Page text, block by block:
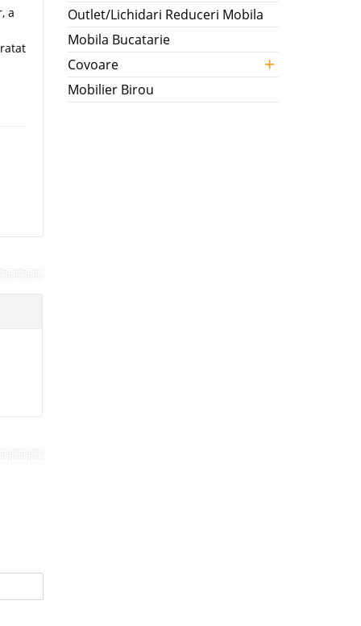
a
Outlet/Lichidari Reduceri Mobila
Mobila Bucatarie
Covoare
+
Mobilier Birou